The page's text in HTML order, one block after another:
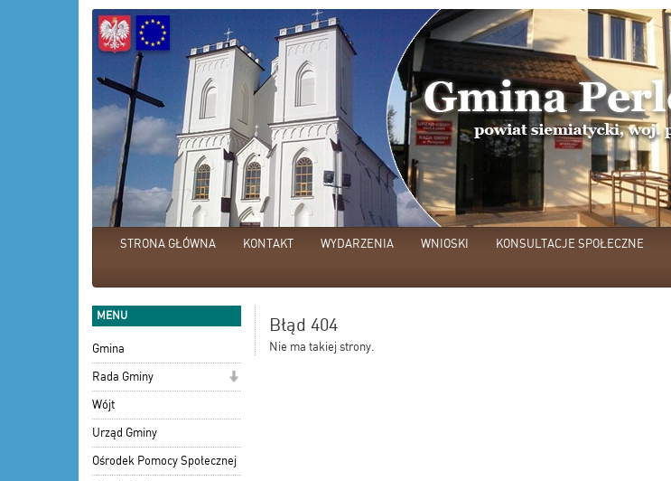
STRONA GŁÓWNA KONTAKT WYDARZENIA WNIOSKI KONSULTACJE SPOŁECZNE
MENU
Gmina
Rada Gminy
Wójt
Urząd Gminy
Ośrodek Pomocy Społecznej
Błąd 404
Nie ma takiej strony.